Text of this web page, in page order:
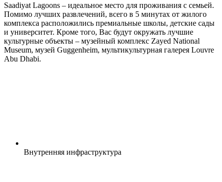
Saadiyat Lagoons – идеальное место для проживания с семьей.
Помимо лучших развлечений, всего в 5 минутах от жилого
комплекса расположились премиальные школы, детские сады
и университет. Кроме того, Вас будут окружать лучшие
культурные объекты – музейный комплекс Zayed National
Museum, музей Guggenheim, мультикультурная галерея Louvre
Abu Dhabi.
Внутренняя инфраструктура